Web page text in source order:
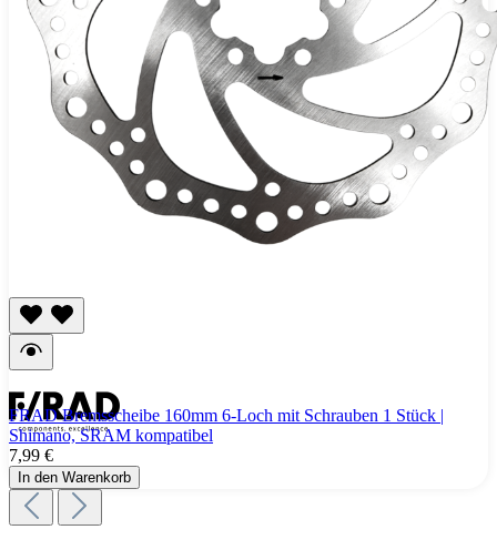
FRAD Bremsscheibe 160mm 6-Loch mit Schrauben 1 Stück |
Shimano, SRAM kompatibel
7,99 €
In den Warenkorb